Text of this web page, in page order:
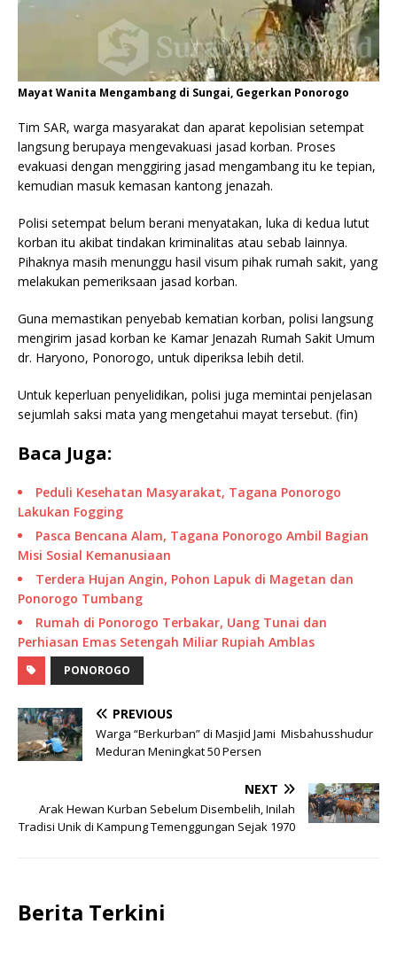
Mayat Wanita Mengambang di Sungai, Gegerkan Ponorogo
Tim SAR, warga masyarakat dan aparat kepolisian setempat
langsung berupaya mengevakuasi jasad korban. Proses
evakuasi dengan menggiring jasad mengambang itu ke tepian,
kemudian masuk kemasan kantong jenazah.
Polisi setempat belum berani menyatakan, luka di kedua lutut
korban itu akibat tindakan kriminalitas atau sebab lainnya.
Pihaknya masih menunggu hasil visum pihak rumah sakit, yang
melakukan pemeriksaan jasad korban.
Guna memastikan penyebab kematian korban, polisi langsung
mengirim jasad korban ke Kamar Jenazah Rumah Sakit Umum
dr. Haryono, Ponorogo, untuk diperiksa lebih detil.
Untuk keperluan penyelidikan, polisi juga memintai penjelasan
sejumlah saksi mata yang mengetahui mayat tersebut. (fin)
Baca Juga:
Peduli Kesehatan Masyarakat, Tagana Ponorogo
Lakukan Fogging
Pasca Bencana Alam, Tagana Ponorogo Ambil Bagian
Misi Sosial Kemanusiaan
Terdera Hujan Angin, Pohon Lapuk di Magetan dan
Ponorogo Tumbang
Rumah di Ponorogo Terbakar, Uang Tunai dan
Perhiasan Emas Setengah Miliar Rupiah Amblas
PONOROGO
PREVIOUS
Warga “Berkurban” di Masjid Jami Misbahusshudur
Meduran Meningkat 50 Persen
NEXT
Arak Hewan Kurban Sebelum Disembelih, Inilah
Tradisi Unik di Kampung Temenggungan Sejak 1970
Berita Terkini